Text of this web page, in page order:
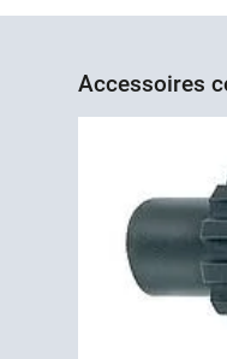
Accessoires